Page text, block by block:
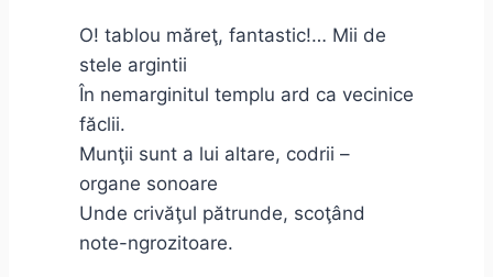
O! tablou măreţ, fantastic!… Mii de
stele argintii
În nemarginitul templu ard ca vecinice
făclii.
Munţii sunt a lui altare, codrii –
organe sonoare
Unde crivăţul pătrunde, scoţând
note-ngrozitoare.